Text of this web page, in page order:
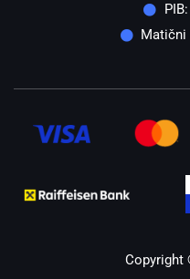
Matični
Copyright